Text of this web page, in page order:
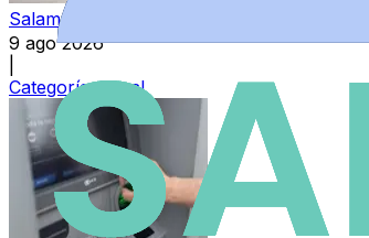
Salamanca aumenta un 10,1% sus
9 ago 2026
Categoría:Local